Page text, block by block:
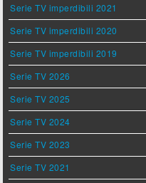
Serie TV imperdibili 2021
Serie TV imperdibili 2020
Serie TV imperdibili 2019
Serie TV 2026
Serie TV 2025
Serie TV 2024
Serie TV 2023
Serie TV 2021